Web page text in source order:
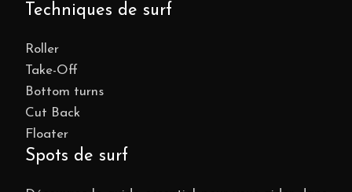
Techniques de surf
Roller
Take-Off
Bottom turns
Cut Back
Floater
Spots de surf